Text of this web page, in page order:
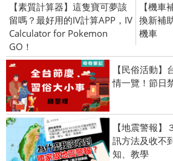
【素質計算器】這隻寶可夢該
留嗎？最好用的IV計算APP，IV
Calculator for Pokemon
GO！
【機
換新補
機車
【民俗活動
情一覽！節日
【地震警報
訊方法及收不
知、教學